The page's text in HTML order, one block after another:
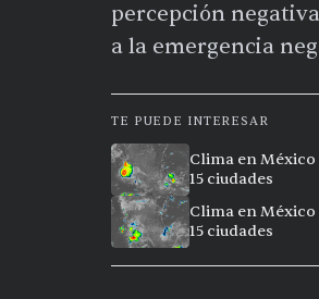
percepción
a la emergencia
TE PUEDE INTERESAR
Clima en
15 ciudades
Clima en
15 ciudades